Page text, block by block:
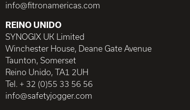
info@fitronamericas.com
REINO UNIDO
SYNOGIX UK Limited
Winchester House, Deane Gate Avenue
Taunton, Somerset
Reino Unido, TA1 2UH
Tel. + 32 (0)55 33 56 56
info@safetyjogger.com